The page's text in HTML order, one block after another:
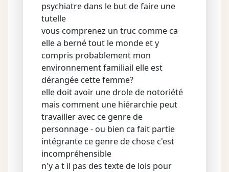
psychiatre dans le but de faire une
tutelle
vous comprenez un truc comme ca
elle a berné tout le monde et y
compris probablement mon
environnement familiail elle est
dérangée cette femme?
elle doit avoir une drole de notoriété
mais comment une hiérarchie peut
travailler avec ce genre de
personnage - ou bien ca fait partie
intégrante ce genre de chose c'est
incompréhensible
n'y a t il pas des texte de lois pour